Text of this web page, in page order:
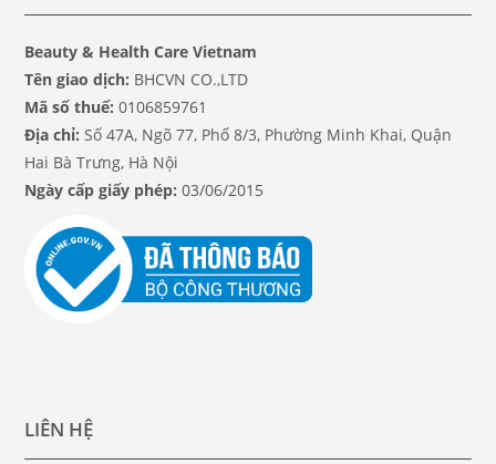
Beauty & Health Care Vietnam
Tên giao dịch: BHCVN CO.,LTD
Mã số thuế:0106859761
Địa chỉ: Số 47A, Ngõ 77, Phố 8/3, Phường Minh Khai, Quận
Hai Bà Trưng, Hà Nội
Ngày cấp giấy phép: 03/06/2015
LIÊN HỆ